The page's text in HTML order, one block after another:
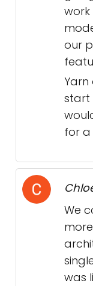
our
start
for a
We
was